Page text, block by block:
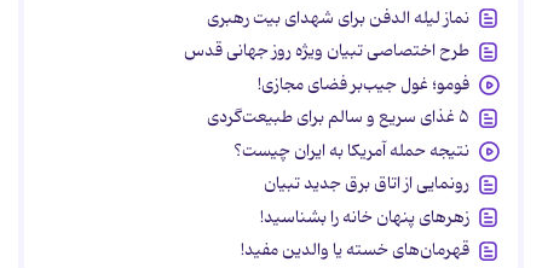
نماز لیله الدفن برای شهدای بیت رهبری
طرح اختصاصی تبیان ویژه روز جهانی قدس
فومو؛ غول جیب‌بر فضای مجازی!
۵ غذای سریع و سالم برای طبیعت‌گردی
نتیجه حمله آمریکا به ایران چیست؟
رونمایی از اتاق برق جدید تبیان
زهرهای پنهان خانه را بشناسید!
قهرمان‌های خسته یا والدین مفید!